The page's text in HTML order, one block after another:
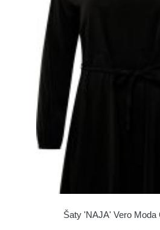
Šaty 'NAJA' Vero Moda